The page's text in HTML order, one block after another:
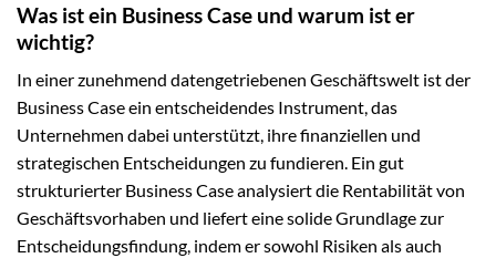
Was ist ein Business Case und warum ist er
wichtig?
In einer zunehmend datengetriebenen Geschäftswelt ist der
Business Case ein entscheidendes Instrument, das
Unternehmen dabei unterstützt, ihre finanziellen und
strategischen Entscheidungen zu fundieren. Ein gut
strukturierter Business Case analysiert die Rentabilität von
Geschäftsvorhaben und liefert eine solide Grundlage zur
Entscheidungsfindung, indem er sowohl Risiken als auch